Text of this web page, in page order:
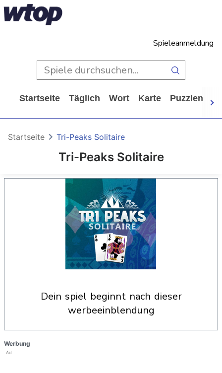
Spieleanmeldung
Startseite Täglich Wort Karte Puzzlen
Tri-Peaks Solitaire
Startseite Tri-Peaks Solitaire
dein spiel beginnt nach dieser
werbeeinblendung
Werbung
Ad